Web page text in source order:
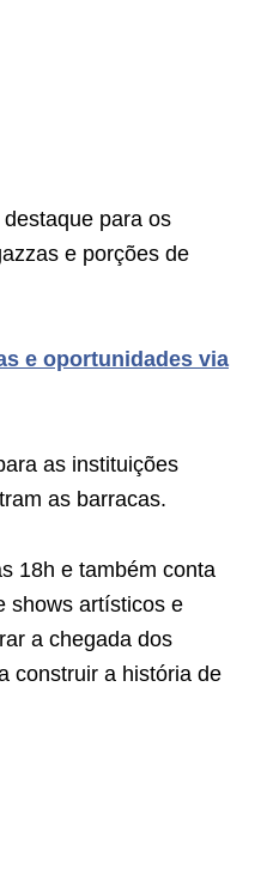
para os
e porções de
e oportunidades via
as instituições
as barracas.
18h e também conta
shows artísticos e
a chegada dos
construir a história de